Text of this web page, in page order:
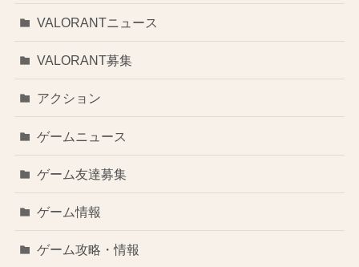
VALORANTニュース
VALORANT募集
アクション
ゲームニュース
ゲーム友達募集
ゲーム情報
ゲーム攻略・情報